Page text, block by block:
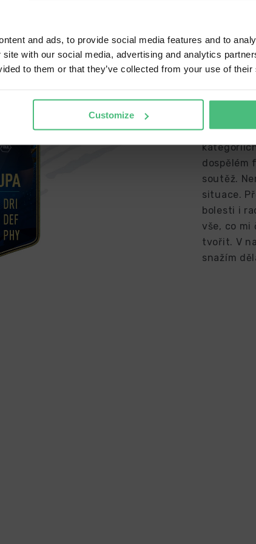
and ads, to provide social media features and to
with our social media, advertising and analytics
to them or that they’ve collected from your use of
Customize
PAVEL
Fotbal se
útlého
pro mě
dospělém
soutěž.
situace.
bolesti i
vše, co mi
tvořit. V
snažím